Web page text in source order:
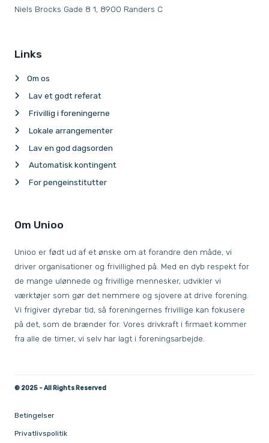
Niels Brocks Gade 8 1, 8900 Randers C
Links
Om os
Lav et godt referat
Frivillig i foreningerne
Lokale arrangementer
Lav en god dagsorden
Automatisk kontingent
For pengeinstitutter
Om Unioo
Unioo er født ud af et ønske om at forandre den måde, vi
driver organisationer og frivillighed på. Med en dyb respekt for
de mange ulønnede og frivillige mennesker, udvikler vi
værktøjer som gør det nemmere og sjovere at drive forening.
Vi frigiver dyrebar tid, så foreningernes frivillige kan fokusere
på det, som de brænder for. Vores drivkraft i firmaet kommer
fra alle de timer, vi selv har lagt i foreningsarbejde.
© 2025 - All Rights Reserved
Betingelser
Privatlivspolitik